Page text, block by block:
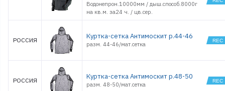
Водонепрон.10000мм / дыш.способ.8000г
на кв.м. за24 ч. / цв.сер.
РОССИЯ Куртка-сетка Антимоскит р.44-46
разм. 44-46/мат.сетка
РОССИЯ Куртка-сетка Антимоскит р.48-50
разм. 48-50/мат.сетка